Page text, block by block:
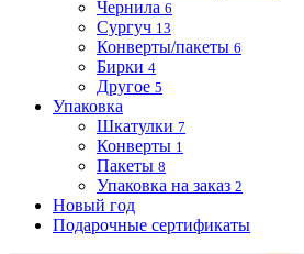
Чернила 6
Сургуч 13
Конверты/пакеты 6
Бирки 4
Другое 5
Упаковка
Шкатулки 7
Конверты 1
Пакеты 8
Упаковка на заказ 2
Новый год
Подарочные сертификаты